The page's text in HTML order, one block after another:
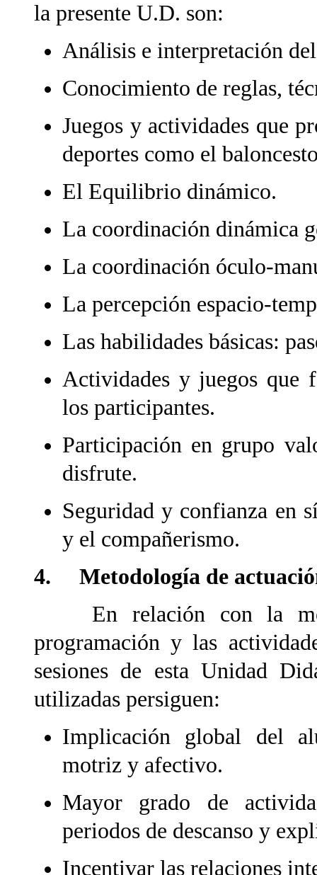
la presente U.D. son:
Análisis e interpretación
Conocimiento de reglas,
Juegos y actividades que
deportes como el
El Equilibrio dinámico.
La coordinación dinámica
La coordinación óculo-
La percepción espacio-
Las habilidades básicas:
Actividades y juegos que
los participantes.
Participación en grupo
disfrute.
Seguridad y confianza en
y el compañerismo.
4. Metodología de
En relación con la
programación y las
sesiones de esta Unidad
utilizadas persiguen:
Implicación global del
motriz y afectivo.
Mayor grado de
periodos de descanso y
Incentivar las relaciones